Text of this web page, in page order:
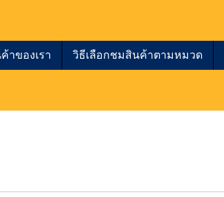
าของเรา วิธีเลือกชมสินค้าตามหมวด